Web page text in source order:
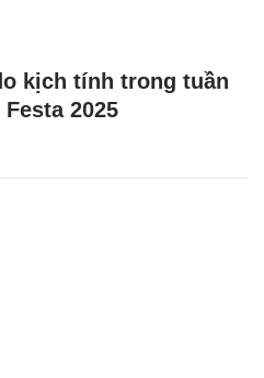
kịch tính trong tuần
2025